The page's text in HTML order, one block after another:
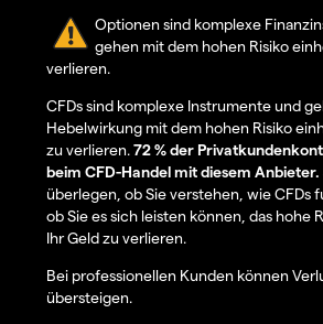
Optionen sind komplexe
gehen mit dem hohen Risiko
verlieren.
CFDs sind komplexe Instrumente und
Hebelwirkung mit dem hohen Risiko
zu verlieren.72 % der
beim CFD-Handel mit diesem Anbieter.
überlegen, ob Sie verstehen, wie CFDs
ob Sie es sich leisten können, das hohe
Ihr Geld zu verlieren.
Bei professionellen Kunden können
übersteigen.